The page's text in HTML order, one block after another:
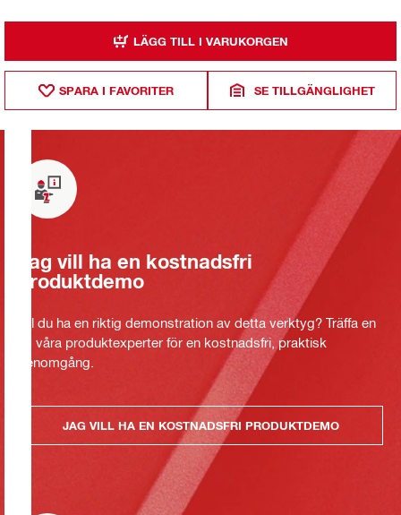
LÄGG TILL I VARUKORGEN
SPARA I FAVORITER SE TILLGÄNGLIGHET
Jag vill ha en kostnadsfri
produktdemo
Vill du ha en riktig demonstration av detta verktyg? Träffa en
av våra produktexperter för en kostnadsfri, praktisk
genomgång.
JAG VILL HA EN KOSTNADSFRI PRODUKTDEMO